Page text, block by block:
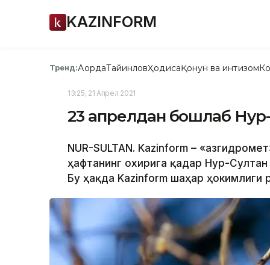
KAZINFORM
Тренд:АқордаТайинловҲодисаҚонун ва интизом
13:25, 21 Апрел 2021
23 апрелдан бошлаб
NUR-SULTAN. Kazinform –
ҳафтанинг охирига қадар Нур-
Бу ҳақда Kazinform шаҳар ҳокимлиги